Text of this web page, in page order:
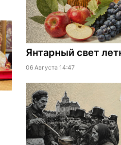
Янтарный свет
06 Августа 14:47